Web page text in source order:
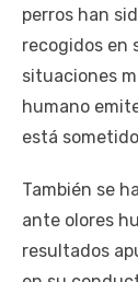
perros han
recogidos en
situaciones
humano
está
También se
ante olores
resultados